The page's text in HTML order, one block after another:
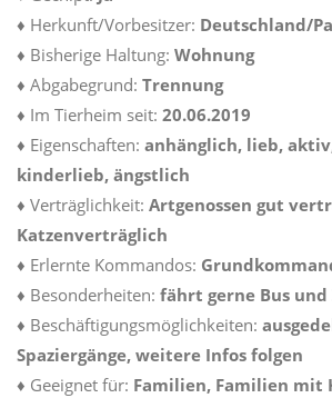
♦ Herkunft/Vorbesitzer: Deutschland/
♦ Bisherige Haltung: Wohnung
♦ Abgabegrund: Trennung
♦ Im Tierheim seit: 20.06.2019
♦ Eigenschaften: anhänglich, lieb,
kinderlieb, ängstlich
♦ Verträglichkeit: Artgenossen gut
Katzenverträglich
♦ Erlernte Kommandos:
♦ Besonderheiten: fährt gerne Bus und
♦ Beschäftigungsmöglichkeiten:
Spaziergänge, weitere Infos folgen
♦ Geeignet für: Familien, Familien mit